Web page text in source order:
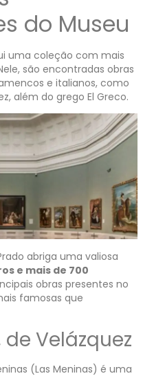
do Museu
uma coleção com mais
são encontradas obras
e italianos, como
além do grego El Greco.
abriga uma valiosa
e mais de 700
obras presentes no
famosas que
Velázquez
(Las Meninas) é uma